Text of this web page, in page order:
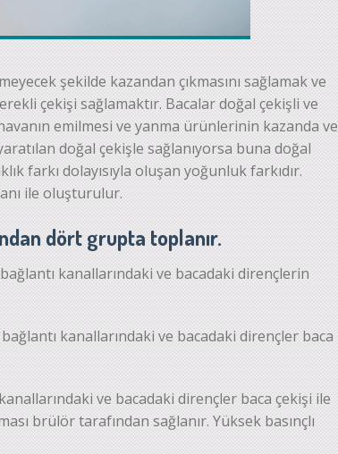
şekilde kazandan çıkmasını sağlamak ve
çekişi sağlamaktır. Bacalar doğal çekişli ve
emilmesi ve yanma ürünlerinin kazanda ve
doğal çekişle sağlanıyorsa buna doğal
farkı dolayısıyla oluşan yoğunluk farkıdır.
ile oluşturulur.
dört grupta toplanır.
kanallarındaki ve bacadaki dirençlerin
kanallarındaki ve bacadaki dirençler baca
ve bacadaki dirençler baca çekişi ile
brülör tarafından sağlanır. Yüksek basınçlı